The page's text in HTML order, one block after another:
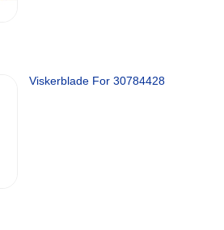
Viskerblade For 30784428